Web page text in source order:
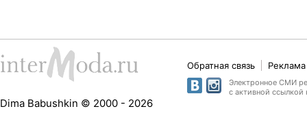
Dima Babushkin © 2000 - 2026
Обратная связь
Электронное СМИ
с активной ссылкой